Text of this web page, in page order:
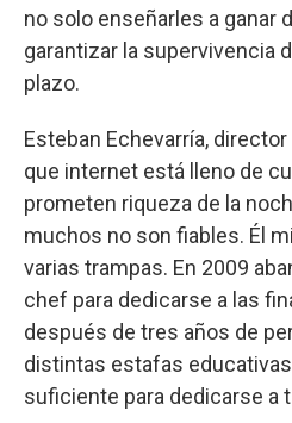
no solo enseñarles a ganar
garantizar la supervivencia
plazo.
Esteban Echevarría,
que internet está lleno de
prometen riqueza de la
muchos no son fiables. Él
varias trampas. En 2009
chef para dedicarse a las
después de tres años de
distintas estafas
suficiente para dedicarse a